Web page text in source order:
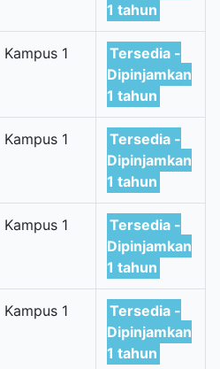
1 tahun
Kampus 1
Tersedia -
Dipinjamkan
1 tahun
Kampus 1
Tersedia -
Dipinjamkan
1 tahun
Kampus 1
Tersedia -
Dipinjamkan
1 tahun
Kampus 1
Tersedia -
Dipinjamkan
1 tahun